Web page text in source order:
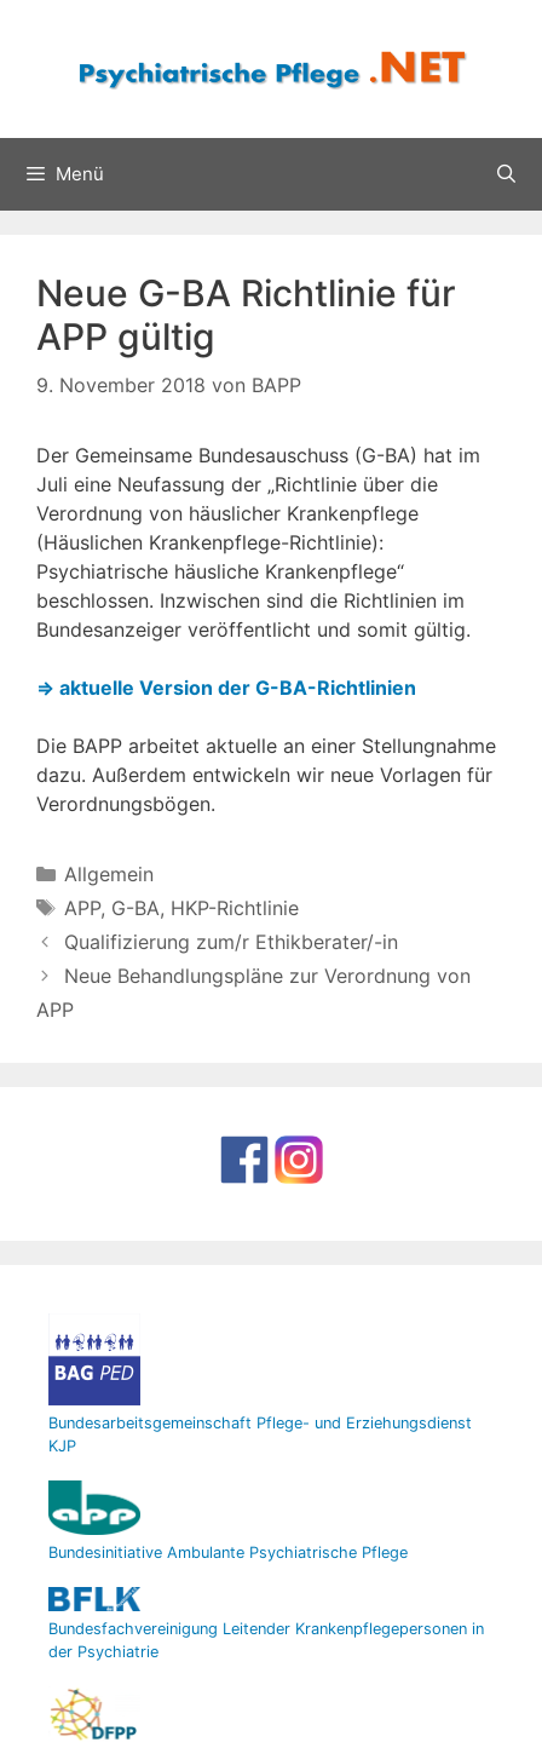
Menü
Neue G-BA Richtlinie für
APP gültig
9. November 2018 von BAPP
Der Gemeinsame Bundesauschuss (G-BA) hat im
Juli eine Neufassung der „Richtlinie über die
Verordnung von häuslicher Krankenpflege
(Häuslichen Krankenpflege-Richtlinie):
Psychiatrische häusliche Krankenpflege“
beschlossen. Inzwischen sind die Richtlinien im
Bundesanzeiger veröffentlicht und somit gültig.
⇒ aktuelle Version der G-BA-Richtlinien
Die BAPP arbeitet aktuelle an einer Stellungnahme
dazu. Außerdem entwickeln wir neue Vorlagen für
Verordnungsbögen.
Kategorien
Allgemein
Schlagwörter
APP, G-BA, HKP-Richtlinie
Qualifizierung zum/r Ethikberater/-in
Neue Behandlungspläne zur Verordnung von
APP
Bundesarbeitsgemeinschaft Pflege- und Erziehungsdienst
KJP
Bundesinitiative Ambulante Psychiatrische Pflege
Bundesfachvereinigung Leitender Krankenpflegepersonen in
der Psychiatrie